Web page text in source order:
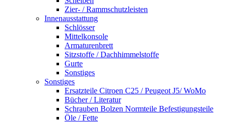
Zier- / Rammschutzleisten
Innenausstattung
Schlösser
Mittelkonsole
Armaturenbrett
Sitzstoffe / Dachhimmelstoffe
Gurte
Sonstiges
Sonstiges
Ersatzteile Citroen C25 / Peugeot J5/ WoMo
Bücher / Literatur
Schrauben Bolzen Normteile Befestigungsteile
Öle / Fette